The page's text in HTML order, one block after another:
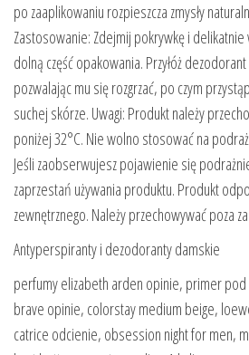
po zaaplikowaniu rozpieszcza zmysły
Zastosowanie: Zdejmij pokrywkę i delikatnie
dolną część opakowania. Przyłóż
pozwalając mu się rozgrzać, po czym
suchej skórze. Uwagi: Produkt należy
poniżej 32°C. Nie wolno stosować na
Jeśli zaobserwujesz pojawienie się
zaprzestań używania produktu. Produkt
zewnętrznego. Należy przechowywać poza
Antyperspiranty i dezodoranty damskie
perfumy elizabeth arden opinie, primer
brave opinie, colorstay medium beige,
catrice odcienie, obsession night for men,